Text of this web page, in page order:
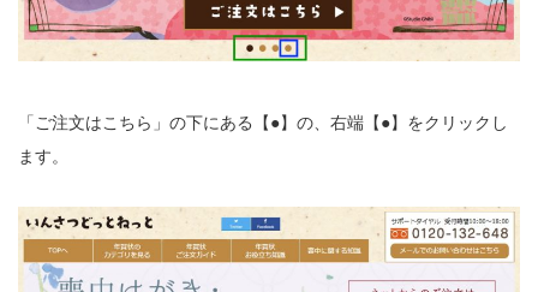
「ご注文はこちら」の下にある【●】の、右端【●】をクリックし
ます。